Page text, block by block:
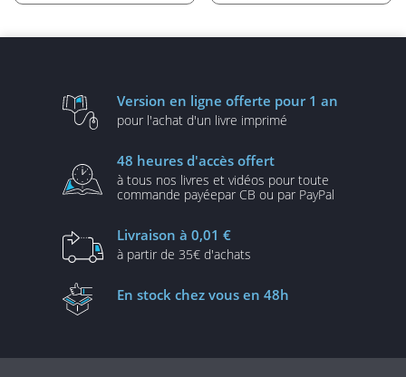
Version en ligne offerte pour 1 an
pour l'achat d'un livre imprimé
48 heures d'accès offert
à tous nos livres et vidéos pour toute
commande payéepar CB ou par PayPal
Livraison à 0,01 €
à partir de 35€ d'achats
En stock chez vous en 48h